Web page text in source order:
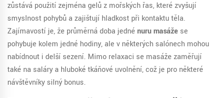
zůstává použití zejména gelů z mořských řas, které zvyšují
smyslnost pohybů a zajišťují hladkost při kontaktu těla.
Zajímavostí je, že průměrná doba jedné nuru masáže se
pohybuje kolem jedné hodiny, ale v některých salónech mohou
nabídnout i delší sezení. Mimo relaxaci se masáže zaměřují
také na saláry a hluboké tkáňové uvolnění, což je pro některé
návštěvníky silný bonus.